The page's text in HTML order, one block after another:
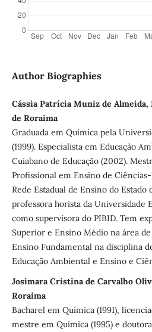
Author Biographies
Cássia Patrícia Muniz de Almeida,
de Roraima
Graduada em Química pela
(1999). Especialista em Educação
Cuiabano de Educação (2002).
Profissional em Ensino de Ciências-
Rede Estadual de Ensino do Estado
professora horista da Universidade
como supervisora do PIBID. Tem
Superior e Ensino Médio na área
Ensino Fundamental na disciplina
Educação Ambiental e Ensino e
Josimara Cristina de Carvalho
Roraima
Bacharel em Química (1991),
mestre em Química (1995) e